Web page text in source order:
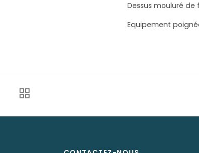
Dessus mouluré
Equipement